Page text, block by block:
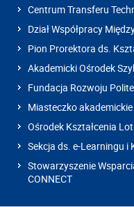
Centrum Transferu
Dział Współpracy
Pion Prorektora ds.
Akademicki Ośrodek
Fundacja Rozwoju
Miasteczko akademickie
Ośrodek Kształcenia
Sekcja ds. e-Learningu i
Stowarzyszenie
CONNECT